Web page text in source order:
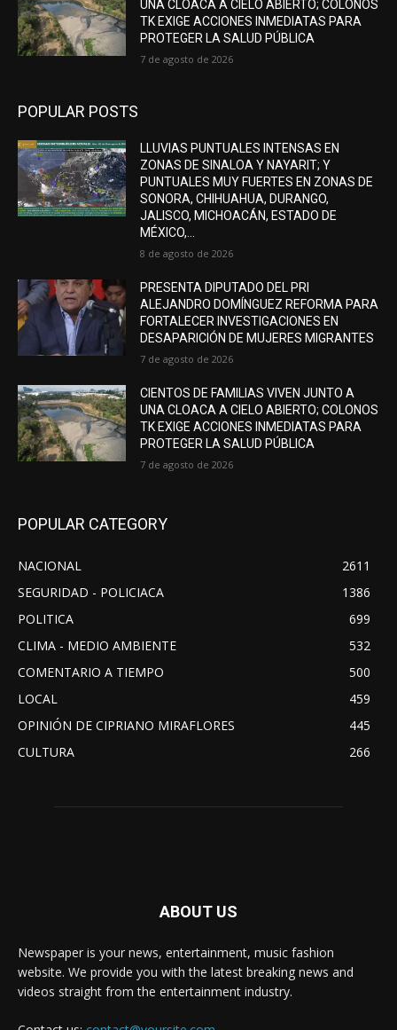
UNA CLOACA A CIELO ABIERTO; COLONOS
TK EXIGE ACCIONES INMEDIATAS PARA
PROTEGER LA SALUD PÚBLICA
7 de agosto de 2026
POPULAR POSTS
LLUVIAS PUNTUALES INTENSAS EN
ZONAS DE SINALOA Y NAYARIT; Y
PUNTUALES MUY FUERTES EN ZONAS DE
SONORA, CHIHUAHUA, DURANGO,
JALISCO, MICHOACÁN, ESTADO DE
MÉXICO,...
8 de agosto de 2026
PRESENTA DIPUTADO DEL PRI
ALEJANDRO DOMÍNGUEZ REFORMA PARA
FORTALECER INVESTIGACIONES EN
DESAPARICIÓN DE MUJERES MIGRANTES
7 de agosto de 2026
CIENTOS DE FAMILIAS VIVEN JUNTO A
UNA CLOACA A CIELO ABIERTO; COLONOS
TK EXIGE ACCIONES INMEDIATAS PARA
PROTEGER LA SALUD PÚBLICA
7 de agosto de 2026
POPULAR CATEGORY
NACIONAL
2611
SEGURIDAD - POLICIACA
1386
POLITICA
699
CLIMA - MEDIO AMBIENTE
532
COMENTARIO A TIEMPO
500
LOCAL
459
OPINIÓN DE CIPRIANO MIRAFLORES
445
CULTURA
266
ABOUT US
Newspaper is your news, entertainment, music fashion
website. We provide you with the latest breaking news and
videos straight from the entertainment industry.